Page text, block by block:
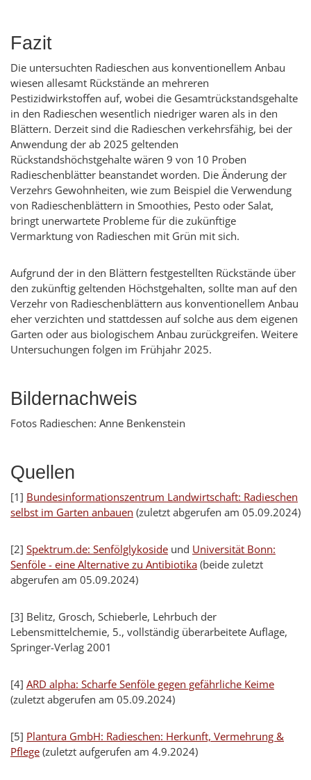
Fazit
Die untersuchten Radieschen aus konventionellem Anbau
wiesen allesamt Rückstände an mehreren
Pestizidwirkstoffen auf, wobei die Gesamtrückstandsgehalte
in den Radieschen wesentlich niedriger waren als in den
Blättern. Derzeit sind die Radieschen verkehrsfähig, bei der
Anwendung der ab 2025 geltenden
Rückstandshöchstgehalte wären 9 von 10 Proben
Radieschenblätter beanstandet worden. Die Änderung der
Verzehrs Gewohnheiten, wie zum Beispiel die Verwendung
von Radieschenblättern in Smoothies, Pesto oder Salat,
bringt unerwartete Probleme für die zukünftige
Vermarktung von Radieschen mit Grün mit sich.
Aufgrund der in den Blättern festgestellten Rückstände über
den zukünftig geltenden Höchstgehalten, sollte man auf den
Verzehr von Radieschenblättern aus konventionellem Anbau
eher verzichten und stattdessen auf solche aus dem eigenen
Garten oder aus biologischem Anbau zurückgreifen. Weitere
Untersuchungen folgen im Frühjahr 2025.
Bildernachweis
Fotos Radieschen: Anne Benkenstein
Quellen
[1] Bundesinformationszentrum Landwirtschaft: Radieschen
selbst im Garten anbauen (zuletzt abgerufen am 05.09.2024)
[2] Spektrum.de: Senfölglykoside und Universität Bonn:
Senföle - eine Alternative zu Antibiotika (beide zuletzt
abgerufen am 05.09.2024)
[3] Belitz, Grosch, Schieberle, Lehrbuch der
Lebensmittelchemie, 5., vollständig überarbeitete Auflage,
Springer-Verlag 2001
[4] ARD alpha: Scharfe Senföle gegen gefährliche Keime
(zuletzt abgerufen am 05.09.2024)
[5] Plantura GmbH: Radieschen: Herkunft, Vermehrung &
Pflege (zuletzt aufgerufen am 4.9.2024)